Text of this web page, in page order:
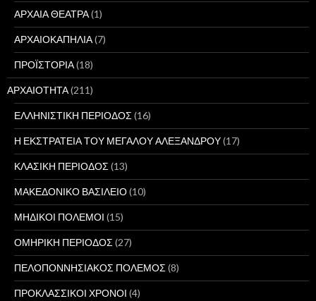
ΑΡΧΑΙΑ ΘΕΑΤΡΑ(1)
ΑΡΧΑΙΟΚΑΠΗΛΙΑ(7)
ΠΡΟΪΣΤΟΡΙΑ(18)
ΑΡΧΑΙΟΤΗΤΑ(211)
ΕΛΛΗΝΙΣΤΙΚΗ ΠΕΡΙΟΔΟΣ (16)
Η ΕΚΣΤΡΑΤΕΙΑ ΤΟΥ ΜΕΓΑΛΟΥ ΑΛΕΞΑΝΔΡΟΥ(17)
ΚΛΑΣΙΚΗ ΠΕΡΙΟΔΟΣ (13)
ΜΑΚΕΔΟΝΙΚΟ ΒΑΣΙΛΕΙΟ(10)
ΜΗΔΙΚΟΙ ΠΟΛΕΜΟΙ (15)
ΟΜΗΡΙΚΗ ΠΕΡΙΟΔΟΣ (27)
ΠΕΛΟΠΟΝΝΗΣΙΑΚΟΣ ΠΟΛΕΜΟΣ (8)
ΠΡΟΚΛΑΣΣΙΚΟΙ ΧΡΟΝΟΙ (4)